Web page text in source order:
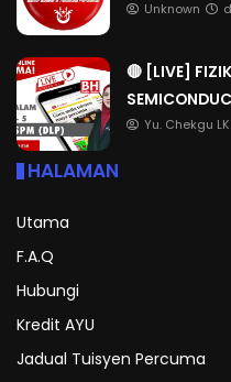
Unknown
🔴 [LIVE]
Yu. Chekgu LK
HALAMAN
Utama
F.A.Q
Hubungi
Kredit AYU
Jadual Tuisyen Percuma